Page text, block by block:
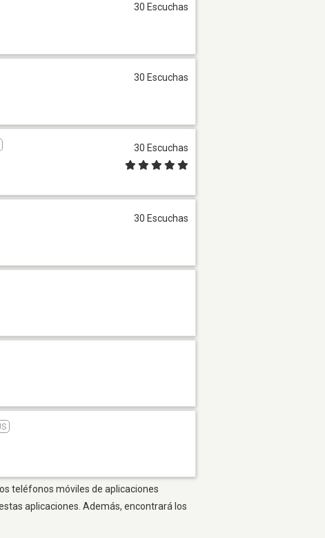
30 Escuchas
30 Escuchas
30 Escuchas
30 Escuchas
teléfonos móviles de aplicaciones
aplicaciones. Además, encontrará los